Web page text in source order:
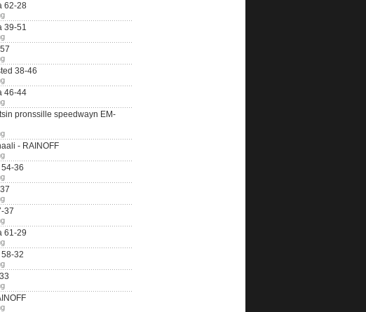
62-28
39-51
38-46
46-44
pronssille speedwayn EM-
- RAINOFF
36
37
61-29
58-32